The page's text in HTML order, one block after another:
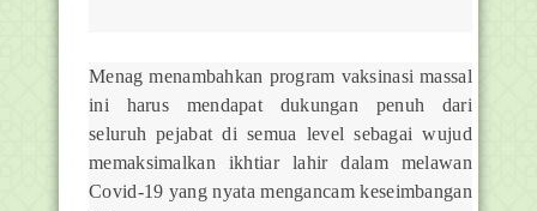
Menag menambahkan program vaksinasi massal
ini harus mendapat dukungan penuh dari
seluruh pejabat di semua level sebagai wujud
memaksimalkan ikhtiar lahir dalam melawan
Covid-19 yang nyata mengancam keseimbangan